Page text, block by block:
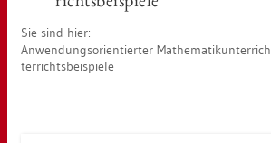
Sie sind hier:
An­wen­dungs­ori­en­tier­ter
ter­richts­bei­spie­le